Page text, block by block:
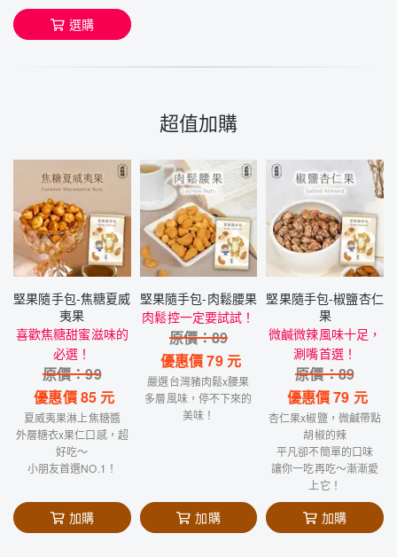
選購
超值加購
堅果隨手包-焦糖夏威
夷果
喜歡焦糖甜蜜滋味的
必選！
原價：99
優惠價85 元
夏威夷果淋上焦糖醬
外層糖衣x果仁口感，超
好吃～
小朋友首選NO.1！
加購
堅果隨手包-肉鬆腰果
肉鬆控一定要試試！
原價：89
優惠價79元
嚴選台灣豬肉鬆x腰果
多層風味，停不下來的
美味！
加購
堅果隨手包-椒鹽杏仁
果
微鹹微辣風味十足，
涮嘴首選！
原價：89
優惠價79 元
杏仁果x椒鹽，微鹹帶點
胡椒的辣
平凡卻不簡單的口味
讓你一吃再吃～漸漸愛
上它！
加購